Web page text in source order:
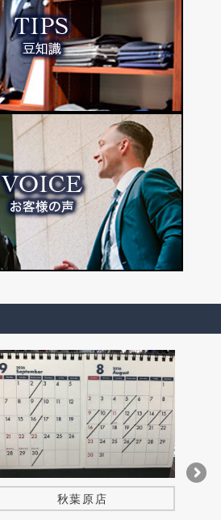
秋葉原店